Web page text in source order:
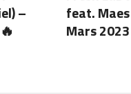
–
feat.
Mars 2023